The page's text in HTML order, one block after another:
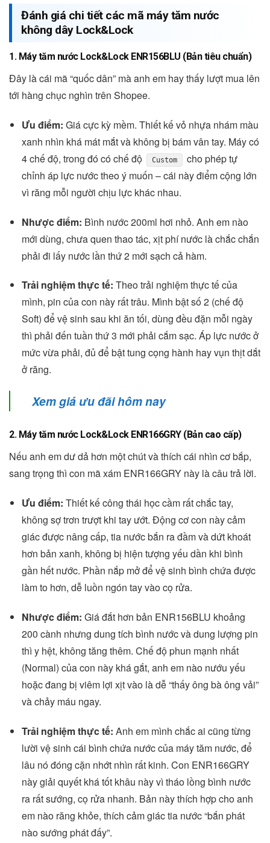
Đánh giá chi tiết các mã máy tăm nước
không dây Lock&Lock
1. Máy tăm nước Lock&Lock ENR156BLU (Bản tiêu chuẩn)
Đây là cái mã “quốc dân” mà anh em hay thấy lượt mua lên
tới hàng chục nghìn trên Shopee.
Ưu điểm: Giá cực kỳ mềm. Thiết kế vỏ nhựa nhám màu
xanh nhìn khá mát mắt và không bị bám vân tay. Máy có
4 chế độ, trong đó có chế độ
Custom
cho phép tự
chỉnh áp lực nước theo ý muốn – cái này điểm cộng lớn
vì răng mỗi người chịu lực khác nhau.
Nhược điểm: Bình nước 200ml hơi nhỏ. Anh em nào
mới dùng, chưa quen thao tác, xịt phí nước là chắc chắn
phải đi lấy nước lần thứ 2 mới sạch cả hàm.
Trải nghiệm thực tế: Theo trải nghiệm thực tế của
mình, pin của con này rất trâu. Mình bật số 2 (chế độ
Soft) để vệ sinh sau khi ăn tối, dùng đều đặn mỗi ngày
thì phải đến tuần thứ 3 mới phải cắm sạc. Áp lực nước ở
mức vừa phải, đủ để bật tung cọng hành hay vụn thịt dắt
ở răng.
Xem giá ưu đãi hôm nay
2. Máy tăm nước Lock&Lock ENR166GRY (Bản cao cấp)
Nếu anh em dư dả hơn một chút và thích cái nhìn cơ bắp,
sang trọng thì con mã xám ENR166GRY này là câu trả lời.
Ưu điểm: Thiết kế công thái học cầm rất chắc tay,
không sợ trơn trượt khi tay ướt. Động cơ con này cảm
giác được nâng cấp, tia nước bắn ra đầm và dứt khoát
hơn bản xanh, không bị hiện tượng yếu dần khi bình
gần hết nước. Phần nắp mở để vệ sinh bình chứa được
làm to hơn, dễ luồn ngón tay vào cọ rửa.
Nhược điểm: Giá đắt hơn bản ENR156BLU khoảng
200 cành nhưng dung tích bình nước và dung lượng pin
thì y hệt, không tăng thêm. Chế độ phun mạnh nhất
(Normal) của con này khá gắt, anh em nào nướu yếu
hoặc đang bị viêm lợi xịt vào là dễ “thấy ông bà ông vải”
và chảy máu ngay.
Trải nghiệm thực tế: Anh em mình chắc ai cũng từng
lười vệ sinh cái bình chứa nước của máy tăm nước, để
lâu nó đóng cặn nhớt nhìn rất kinh. Con ENR166GRY
này giải quyết khá tốt khâu này vì tháo lồng bình nước
ra rất sướng, cọ rửa nhanh. Bản này thích hợp cho anh
em nào răng khỏe, thích cảm giác tia nước “bắn phát
nào sướng phát đấy”.